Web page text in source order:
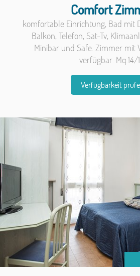
Comfort
komfortable Einrichtung, Bad mit
Balkon, Telefon, Sat-Tv,
Minibar und Safe. Zimmer mit
verfügbar. Mq.14/
Verfügbarkeit